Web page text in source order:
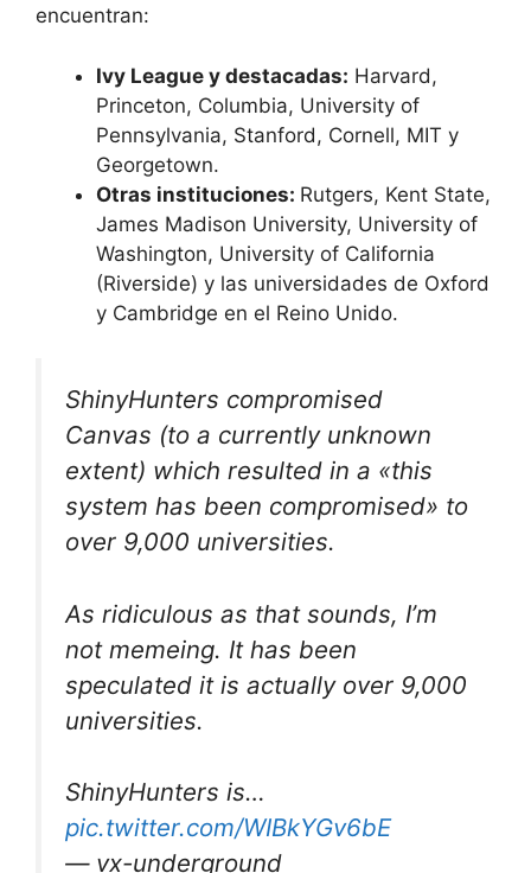
encuentran:
Ivy League y destacadas: Harvard,
Princeton, Columbia, University of
Pennsylvania, Stanford, Cornell, MIT y
Georgetown.
Otras instituciones: Rutgers, Kent State,
James Madison University, University of
Washington, University of California
(Riverside) y las universidades de Oxford
y Cambridge en el Reino Unido.
ShinyHunters compromised
Canvas (to a currently unknown
extent) which resulted in a «this
system has been compromised» to
over 9,000 universities.
As ridiculous as that sounds, I’m
not memeing. It has been
speculated it is actually over 9,000
universities.
ShinyHunters is…
pic.twitter.com/WIBkYGv6bE
— vx-underground